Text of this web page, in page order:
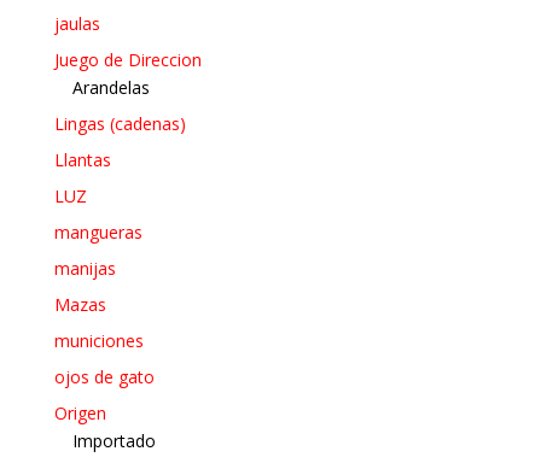
jaulas
Juego de Direccion
Arandelas
Lingas (cadenas)
Llantas
LUZ
mangueras
manijas
Mazas
municiones
ojos de gato
Origen
Importado